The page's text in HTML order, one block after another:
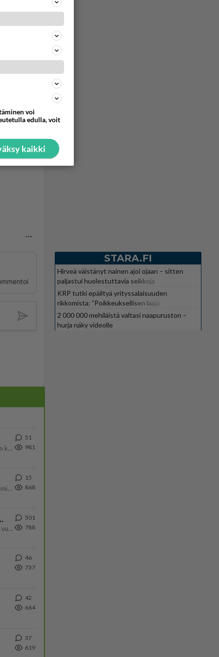
Olen säälittävä, mitä tulee sinun kohtaamiseen. Tunnen vaan itseni todella epävarmaksi sun kanssa. Jos minun olisi pitän
51
981
Poliisin mukaan nuori oli lähes täysi-ikäinen. Ennen iltakuutta tulleen ilmoituksen mukaan ihminen oli joutunut mahdoll
15
868
tuoreimmassa gallup-kyselyssä.
https://yle.fi/a/74-20239449 Perussuomalaisilla hurja- ja ylivoimaisesti suurin nousu tässä uudessa Ylen gallupissa. Kyl
501
788
46
737
42
664
37
619
STARA.FI
Hirveä väistänyt nainen ajoi ojaan – sitten
paljastui huolestuttavia seikkoja
KRP tutki epäiltyä yrityssalaisuuden
rikkomista: ”Poikkeuksellisen laaja
kokonaisuus”
2 000 000 mehiläistä valtasi naapuruston –
hurja näky videolle
voi
edulla, voit
kaikki